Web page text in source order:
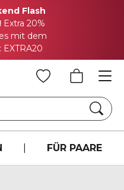
Flash
Extra 20%
mit dem
EXTRA20
FÜR PAARE